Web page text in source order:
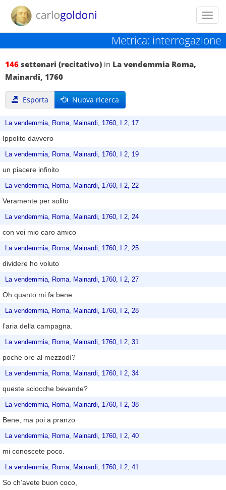
Metrica: interrogazione
146 settenari (recitativo) in La vendemmia Roma,
Mainardi, 1760
Esporta Nuova ricerca
La vendemmia, Roma, Mainardi, 1760, I 2, 17
Ippolito davvero
La vendemmia, Roma, Mainardi, 1760, I 2, 19
un piacere infinito
La vendemmia, Roma, Mainardi, 1760, I 2, 22
Veramente per solito
La vendemmia, Roma, Mainardi, 1760, I 2, 24
con voi mio caro amico
La vendemmia, Roma, Mainardi, 1760, I 2, 25
dividere ho voluto
La vendemmia, Roma, Mainardi, 1760, I 2, 27
Oh quanto mi fa bene
La vendemmia, Roma, Mainardi, 1760, I 2, 28
l’aria della campagna.
La vendemmia, Roma, Mainardi, 1760, I 2, 31
poche ore al mezzodì?
La vendemmia, Roma, Mainardi, 1760, I 2, 34
queste sciocche bevande?
La vendemmia, Roma, Mainardi, 1760, I 2, 38
Bene, ma poi a pranzo
La vendemmia, Roma, Mainardi, 1760, I 2, 40
mi conoscete poco.
La vendemmia, Roma, Mainardi, 1760, I 2, 41
So ch’avete buon coco,